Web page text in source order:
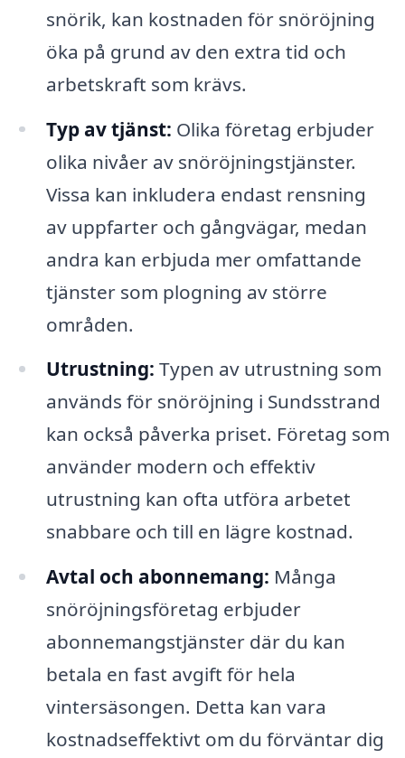
snörik, kan kostnaden för snöröjning
öka på grund av den extra tid och
arbetskraft som krävs.
Typ av tjänst: Olika företag erbjuder
olika nivåer av snöröjningstjänster.
Vissa kan inkludera endast rensning
av uppfarter och gångvägar, medan
andra kan erbjuda mer omfattande
tjänster som plogning av större
områden.
Utrustning: Typen av utrustning som
används för snöröjning i Sundsstrand
kan också påverka priset. Företag som
använder modern och effektiv
utrustning kan ofta utföra arbetet
snabbare och till en lägre kostnad.
Avtal och abonnemang: Många
snöröjningsföretag erbjuder
abonnemangstjänster där du kan
betala en fast avgift för hela
vintersäsongen. Detta kan vara
kostnadseffektivt om du förväntar dig